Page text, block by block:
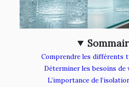
Comprendre les différents
Déterminer les besoins de
L’importance de